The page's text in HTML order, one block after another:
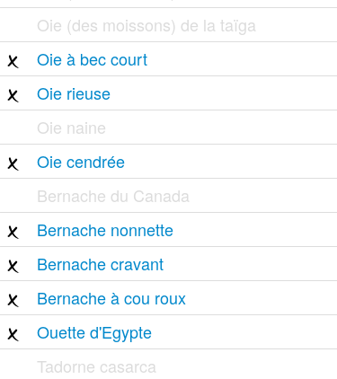
Oie (des moissons) de la taïga
Oie à bec court
Oie rieuse
Oie naine
Oie cendrée
Bernache du Canada
Bernache nonnette
Bernache cravant
Bernache à cou roux
Ouette d'Egypte
Tadorne casarca